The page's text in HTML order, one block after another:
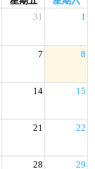
31 1
7 8
14 15
21 22
28 29